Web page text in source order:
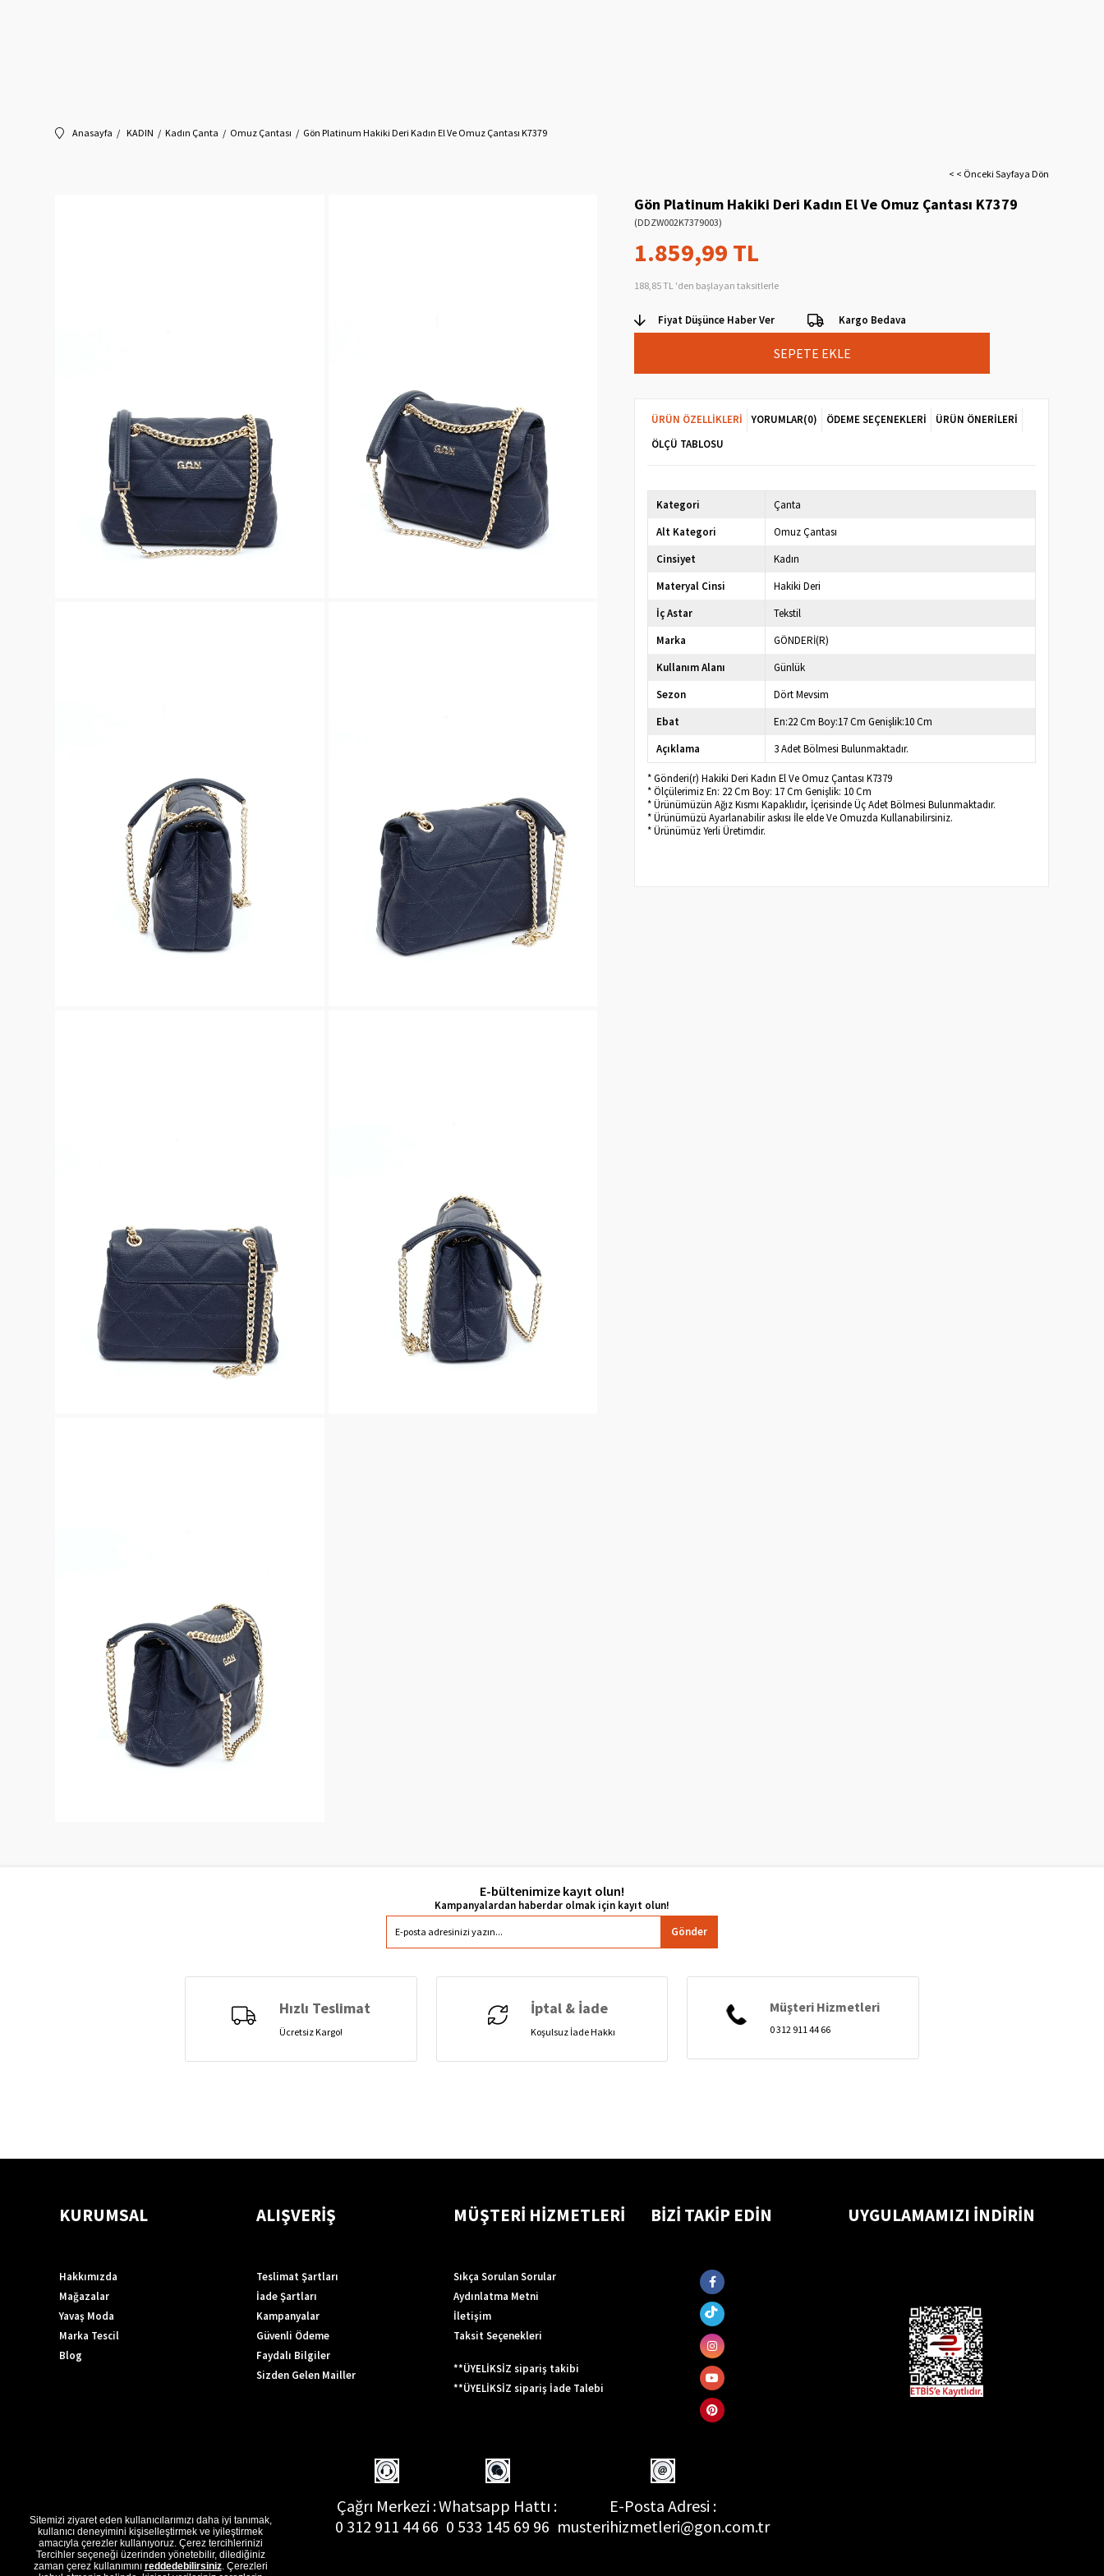
Anasayfa KADIN Kadın Çanta Omuz Çantası Gön Platinum Hakiki Deri Kadın El Ve Omuz Çantası K7379
< < Önceki Sayfaya Dön
Gön Platinum Hakiki Deri Kadın El Ve Omuz Çantası K7379
(DDZW002K7379003)
1.859,99 TL
188,85 TL 'den başlayan taksitlerle
Fiyat Düşünce Haber Ver Kargo Bedava
ÜRÜN ÖZELLIKLERI YORUMLAR(0) ÖDEME SEÇENEKLERI
ÜRÜN ÖNERILERI
ÖLÇÜ TABLOSU
Kategori
Çanta
Alt Kategori
Omuz Çantası
Cinsiyet
Kadın
Materyal Cinsi
Hakiki Deri
İç Astar
Tekstil
Marka
GÖNDERİ(R)
Kullanım Alanı
Günlük
Sezon
Dört Mevsim
Ebat
En:22 Cm Boy:17 Cm Genişlik:10 Cm
Açıklama
3 Adet Bölmesi Bulunmaktadır.
* Gönderi(r) Hakiki Deri Kadın El Ve Omuz Çantası K7379
* Ölçülerimiz En: 22 Cm Boy: 17 Cm Genişlik: 10 Cm
* Ürünümüzün Ağız Kısmı Kapaklıdır, İçerisinde Üç Adet Bölmesi Bulunmaktadır.
* Ürünümüzü Ayarlanabilir askısı İle elde Ve Omuzda Kullanabilirsiniz.
* Ürünümüz Yerli Üretimdir.
E-bültenimize kayıt olun!
Gönder
Hızlı Teslimat
Ücretsiz Kargo!
İptal & İade
Koşulsuz İade Hakkı
Müşteri Hizmetleri
0 312 911 44 66
KURUMSAL
Hakkımızda
Mağazalar
Yavaş Moda
Marka Tescil
Blog
ALIŞVERİŞ
Teslimat Şartları
İade Şartları
Kampanyalar
Güvenli Ödeme
Faydalı Bilgiler
Sizden Gelen Mailler
MÜŞTERİ HİZMETLERİ
Sıkça Sorulan Sorular
Aydınlatma Metni
İletişim
Taksit Seçenekleri
**ÜYELİKSİZ sipariş takibi
**ÜYELİKSİZ sipariş İade Talebi
BİZİ TAKİP EDİN UYGULAMAMIZI İNDİRİN
Çağrı Merkezi :
0 312 911 44 66
Whatsapp Hattı :
0 533 145 69 96
E-Posta Adresi :
musterihizmetleri@gon.com.tr
Sitemizi ziyaret eden kullanıcılarımızı daha iyi tanımak,
kullanıcı deneyimini kişiselleştirmek ve iyileştirmek
amacıyla çerezler kullanıyoruz. Çerez tercihlerinizi
Tercihler seçeneği üzerinden yönetebilir, dilediğiniz
zaman çerez kullanımını reddedebilirsiniz. Çerezleri